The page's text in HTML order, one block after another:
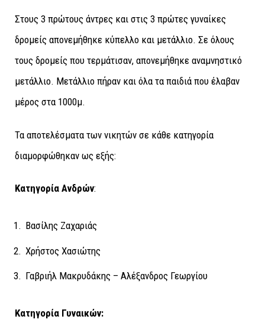
Στους 3 πρώτους άντρες και στις 3 πρώτες γυναίκες
δρομείς απονεμήθηκε κύπελλο και μετάλλιο. Σε όλους
τους δρομείς που τερμάτισαν, απονεμήθηκε αναμνηστικό
μετάλλιο. Μετάλλιο πήραν και όλα τα παιδιά που έλαβαν
μέρος στα 1000μ.
Τα αποτελέσματα των νικητών σε κάθε κατηγορία
διαμορφώθηκαν ως εξής:
Κατηγορία Ανδρών:
Βασίλης Ζαχαριάς
Χρήστος Χασιώτης
Γαβριήλ Μακρυδάκης – Αλέξανδρος Γεωργίου
Κατηγορία Γυναικών: